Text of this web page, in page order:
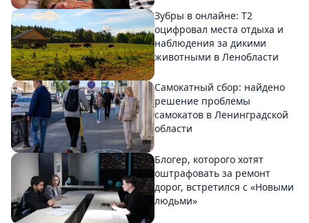
Зубры в онлайне: Т2
оцифровал места отдыха и
наблюдения за дикими
животными в Ленобласти
Самокатный сбор: найдено
решение проблемы
самокатов в Ленинградской
области
Блогер, которого хотят
оштрафовать за ремонт
дорог, встретился с «Новыми
людьми»